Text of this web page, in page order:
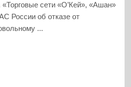
«Торговые сети «О’Кей», «Ашан»
России об отказе от
...